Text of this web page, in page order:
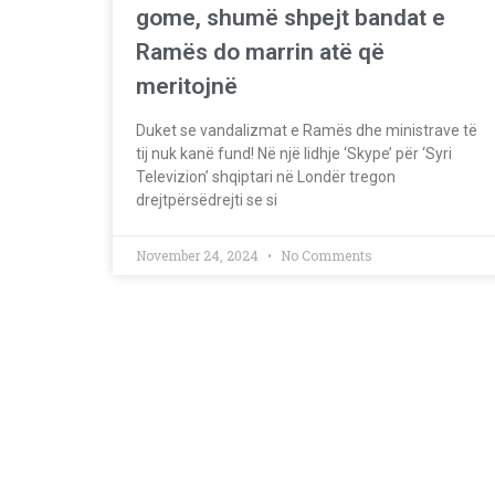
gome, shumë shpejt bandat e
Ramës do marrin atë që
meritojnë
Duket se vandalizmat e Ramës dhe ministrave të
tij nuk kanë fund! Në një lidhje ‘Skype’ për ‘Syri
Televizion’ shqiptari në Londër tregon
drejtpërsëdrejti se si
November 24, 2024 No Comments